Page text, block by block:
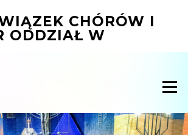
CHÓRÓW I
ODDZIAŁ W
Menu